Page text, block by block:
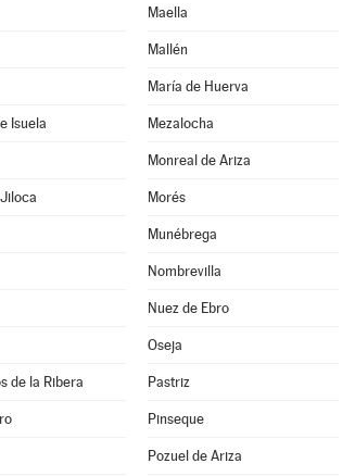
Maella
Mallén
María de Huerva
Isuela Mezalocha
Monreal de Ariza
Morés
Munébrega
Nombrevilla
Nuez de Ebro
Oseja
de la Ribera Pastriz
Pinseque
Pozuel de Ariza